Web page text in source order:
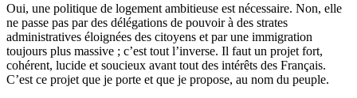
Oui, une politique de logement ambitieuse est nécessaire. Non, elle
ne passe pas par des délégations de pouvoir à des strates
administratives éloignées des citoyens et par une immigration
toujours plus massive ; c’est tout l’inverse. Il faut un projet fort,
cohérent, lucide et soucieux avant tout des intérêts des Français.
C’est ce projet que je porte et que je propose, au nom du peuple.